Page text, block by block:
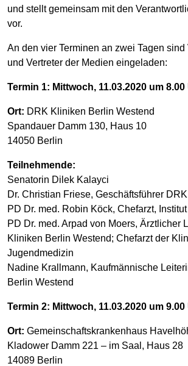
und stellt gemeinsam mit den
vor.
An den vier Terminen an zwei Tagen sind
und Vertreter der Medien eingeladen:
Termin 1: Mittwoch, 11.03.2020 um 8.00
Ort: DRK Kliniken Berlin Westend
Spandauer Damm 130, Haus 10
14050 Berlin
Teilnehmende:
Senatorin Dilek Kalayci
Dr. Christian Friese, Geschäftsführer
PD Dr. med. Robin Köck, Chefarzt,
PD Dr. med. Arpad von Moers, Ärztlicher
Kliniken Berlin Westend; Chefarzt der
Jugendmedizin
Nadine Krallmann, Kaufmännische
Berlin Westend
Termin 2: Mittwoch, 11.03.2020 um 9.00
Ort: Gemeinschaftskrankenhaus
Kladower Damm 221 – im Saal, Haus 28
14089 Berlin